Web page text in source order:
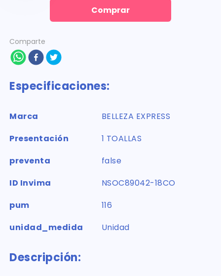
Comprar
Comparte
Especificaciones:
Marca
BELLEZA EXPRESS
Presentación
1 TOALLAS
preventa
false
ID Invima
NSOC89042-18CO
pum
116
unidad_medida
Unidad
Descripción: